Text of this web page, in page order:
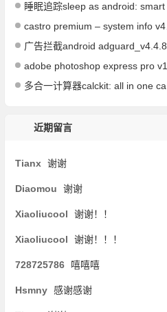
睡眠追踪sleep as android: smart alarm v20240219高级版
castro premium – system info v4.6.2 for android专业版
广告拦截android adguard_v4.4.81 [no-root] 高级版
adobe photoshop express pro v12.8.314 build 1618 for android 解锁高级版
多合一计算器calckit: all in one calculator v5.7.0 for android 高级版
近期留言
Tianx 谢谢
Diaomou 谢谢
Xiaoliucool 谢谢！！
Xiaoliucool 谢谢！！！
728725786 嘻嘻嘻
Hsmny 感谢感谢